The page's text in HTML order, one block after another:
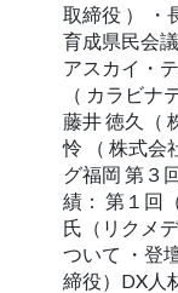
取締役 ） ・
育成県⺠会
アスカイ・
（ カラビナ
藤井 徳久（
怜 （ 株式会
グ福岡 第３
績： 第１回
⽒（リクメ
ついて ・登
締役）DX⼈